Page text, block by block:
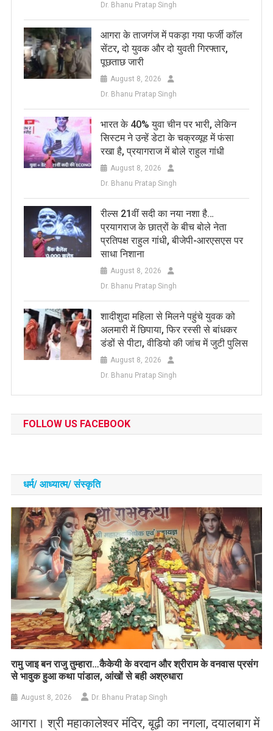
Dr. Bhanu Pratap Singh
आगरा के ताजगंज में पकड़ा गया फर्जी कॉल
सेंटर, दो युवक और दो युवती गिरफ्तार,
पूछताछ जारी
August 8, 2026
Dr. Bhanu Pratap Singh
भारत के 40% युवा चीन पर भारी, लेकिन
सिस्टम ने उन्हें डेटा के चक्रव्यूह में फंसा
रखा है, प्रयागराज में बोले राहुल गांधी
August 8, 2026
Dr. Bhanu Pratap Singh
रील्स 21वीं सदी का नया नशा है…
प्रयागराज के छात्रों के बीच बोले नेता
प्रतिपक्ष राहुल गांधी, बीजेपी-आरएसएस पर
साधा निशाना
August 8, 2026
Dr. Bhanu Pratap Singh
शादीशुदा महिला से मिलने पहुंचे युवक को
अलमारी में छिपाया, फिर रस्सी से बांधकर
डंडों से पीटा, वीडियो की जांच में जुटी पुलिस
August 8, 2026
Dr. Bhanu Pratap Singh
FOLLOW US FACEBOOK
धर्म/ आध्‍यात्‍म/ संस्‍कृति
रामु जाइ बन राजु तुम्हारा…कैकेयी के वरदान और श्रीराम के वनवास प्रसंग
से भावुक हुआ कथा पांडाल, आंखों से बही अश्रुधारा
August 8, 2026 Dr. Bhanu Pratap Singh
आगरा। श्री महाकालेश्वर मंदिर, बूढ़ी का नगला, दयालबाग में